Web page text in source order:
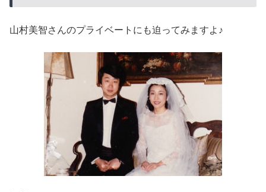
山村美智さんのプライベートにも迫ってみますよ♪